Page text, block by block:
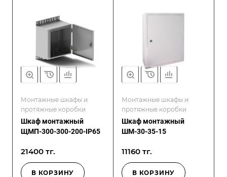
Монтажные шкафы и
протяжные коробки
Шкаф монтажный
ЩМП-300-300-200-IP65
21400 тг.
В КОРЗИНУ
Монтажные шкафы и
протяжные коробки
Шкаф монтажный
ШМ-30-35-15
11160 тг.
В КОРЗИНУ